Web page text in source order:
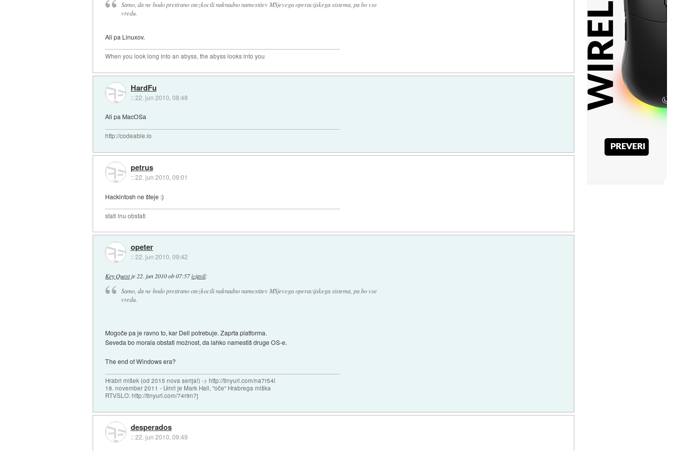
Samo, da ne bodo pretirano otezkocili naknadno namestitev MSjevega operacijskega sistema, pa bo vse
vredu.
Ali pa Linuxov.
When you look long into an abyss, the abyss looks into you
HardFu
::22. jun 2010, 08:48
Ali pa MacOSa
http://codeable.io
petrus
::22. jun 2010, 09:01
Hackintosh ne šteje :)
stati inu obstati
opeter
::22. jun 2010, 09:42
Key Questje 22. jun 2010 ob 07:57izjavil:
Samo, da ne bodo pretirano otezkocili naknadno namestitev MSjevega operacijskega sistema, pa bo vse
vredu.
Mogoče pa je ravno to, kar Dell potrebuje. Zaprta platforma.
Seveda bo morala obstati možnost, da lahko namestiš druge OS-e.
The end of Windows era?
Hrabri mišek (od 2015 nova serija!) -> http://tinyurl.com/na7r54l
18. november 2011 - Umrl je Mark Hall, "oče" Hrabrega miška
RTVSLO: http://tinyurl.com/74r9n7j
desperados
::22. jun 2010, 09:49